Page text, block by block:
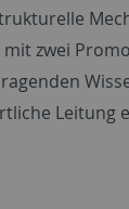
zwei
Leitung